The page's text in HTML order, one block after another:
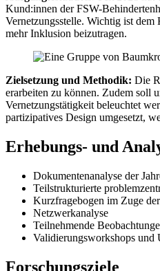
Kund:innen der FSW-
Vernetzungsstelle. Wichtig ist
mehr Inklusion beizutragen.
Zielsetzung und Methodik: Die
erarbeiten zu können. Zudem soll
Vernetzungstätigkeit beleuchtet
partizipatives Design umgesetzt,
Erhebungs- und
Dokumentenanalyse der
Teilstrukturierte
Kurzfragebogen im Zuge
Netzwerkanalyse
Teilnehmende
Validierungsworkshops und
Forschungsziele